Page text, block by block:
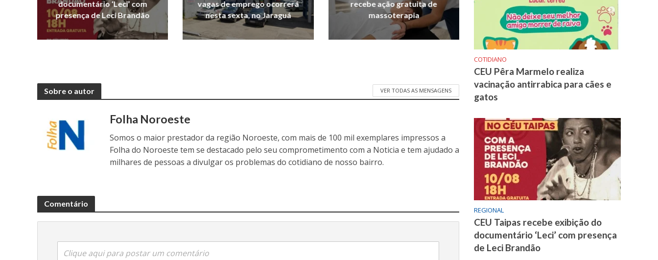
documentário ‘Leci’ com
presença de Leci Brandão
vagas de emprego ocorrerá
nesta sexta, no Jaraguá
recebe ação gratuita de
massoterapia
Sobre o autor VER TODAS AS MENSAGENS
Folha Noroeste
Somos o maior prestador da região Noroeste, com mais de 100 mil exemplares impressos a
Folha do Noroeste tem se destacado pelo seu comprometimento com a Noticia e tem ajudado a
milhares de pessoas a divulgar os problemas do cotidiano de nosso bairro.
Comentário
Clique aqui para postar um comentário
COTIDIANO
CEU Pêra Marmelo realiza
vacinação antirrabica para cães e
gatos
REGIONAL
CEU Taipas recebe exibição do
documentário ‘Leci’ com presença
de Leci Brandão